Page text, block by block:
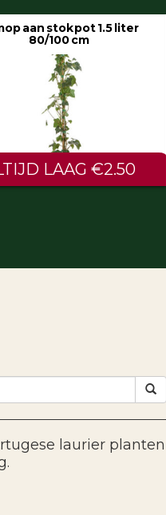
helix ‘Hibernica’ pot 9 cm
€0.60
laurier planten